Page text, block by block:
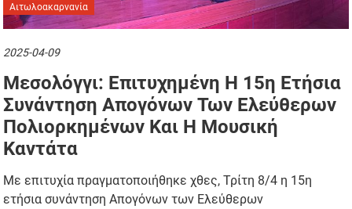
Αιτωλοακαρνανία
2025-04-09
Μεσολόγγι: Επιτυχημένη Η 15η Ετήσια
Συνάντηση Απογόνων Των Ελεύθερων
Πολιορκημένων Και Η Μουσική
Καντάτα
Με επιτυχία πραγματοποιήθηκε χθες, Τρίτη 8/4 η 15η
ετήσια συνάντηση Απογόνων των Ελεύθερων